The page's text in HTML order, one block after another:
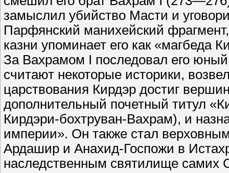
замыслил убийство Масти и
Парфянский манихейский
казни упоминает его как «магбеда
За Вахрамом I последовал его
считают некоторые историки,
царствования Кирдэр достиг
дополнительный почетный титул
Кирдэри-бохтруван-Вахрам), и
империи». Он также стал
Ардашир и Анахид-Госпожи в
наследственным святилище самих